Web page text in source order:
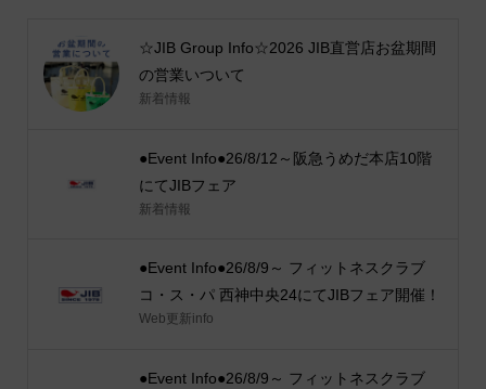
☆JIB Group Info☆2026 JIB直営店お盆期間
の営業いついて
新着情報
●Event Info●26/8/12～阪急うめだ本店10階
にてJIBフェア
新着情報
●Event Info●26/8/9～ フィットネスクラブ
コ・ス・パ 西神中央24にてJIBフェア開催！
Web更新info
●Event Info●26/8/9～ フィットネスクラブ